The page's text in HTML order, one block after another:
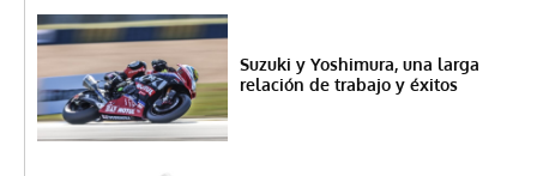
Suzuki y Yoshimura, una larga
relación de trabajo y éxitos